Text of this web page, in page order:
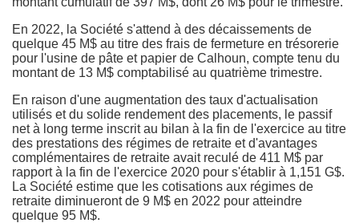
En 2022, la Société s'attend à des décaissements de
quelque 45 M$ au titre des frais de fermeture en trésorerie
pour l'usine de pâte et papier de Calhoun, compte tenu du
montant de 13 M$ comptabilisé au quatrième trimestre.
En raison d'une augmentation des taux d'actualisation
utilisés et du solide rendement des placements, le passif
net à long terme inscrit au bilan à la fin de l'exercice au titre
des prestations des régimes de retraite et d'avantages
complémentaires de retraite avait reculé de 411 M$ par
rapport à la fin de l'exercice 2020 pour s'établir à 1,151 G$.
La Société estime que les cotisations aux régimes de
retraite diminueront de 9 M$ en 2022 pour atteindre
quelque 95 M$.